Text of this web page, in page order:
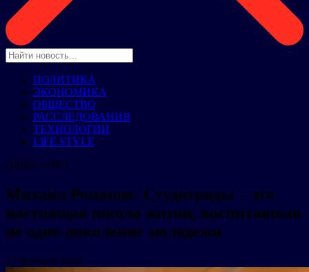
ПОЛИТИКА
ЭКОНОМИКА
ОБЩЕСТВО
РАССЛЕДОВАНИЯ
ТЕХНОЛОГИИ
LIFE STYLE
ОБЩЕСТВО
Михаил Романов: Студотряды – это
настоящая школа жизни, воспитавшая
не одно поколение молодежи
17 февраля 2022